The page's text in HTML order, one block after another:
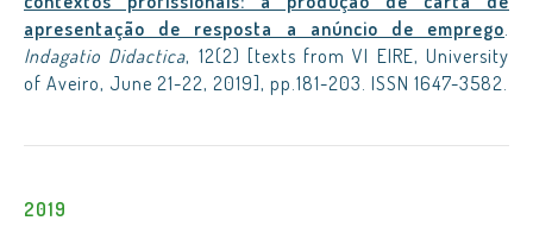
apresentação de resposta a anúncio de emprego.
Indagatio Didactica, 12(2) [texts from VI EIRE, University
of Aveiro, June 21-22, 2019], pp.181-203. ISSN 1647-3582.
2019